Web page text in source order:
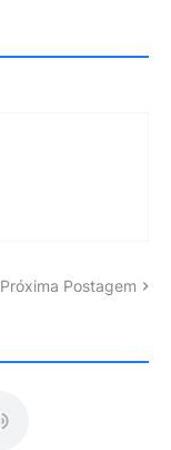
Próxima Postagem